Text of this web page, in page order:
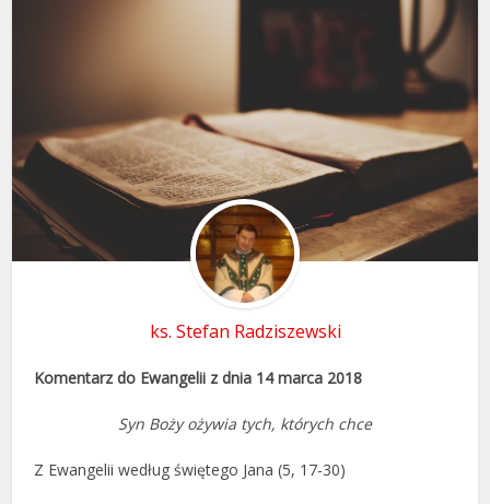
ks. Stefan Radziszewski
Komentarz do Ewangelii z dnia 14 marca 2018
Syn Boży ożywia tych, których chce
Z Ewangelii według świętego Jana (5, 17-30)